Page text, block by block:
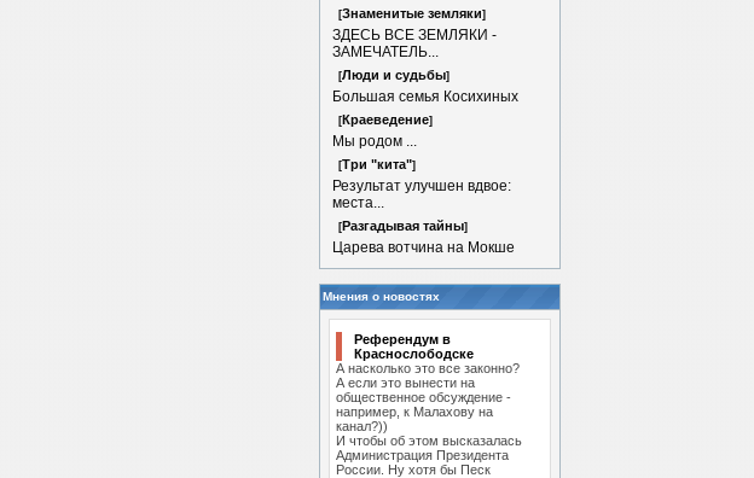
[Знаменитые земляки]
ЗДЕСЬ ВСЕ ЗЕМЛЯКИ -
ЗАМЕЧАТЕЛЬ...
[Люди и судьбы]
Большая семья Косихиных
[Краеведение]
Мы родом ...
[Три "кита"]
Результат улучшен вдвое:
места...
[Разгадывая тайны]
Царева вотчина на Мокше
Мнения о новостях
Референдум в
Краснослободске
А насколько это все законно?
А если это вынести на
общественное обсуждение -
например, к Малахову на
канал?))
И чтобы об этом высказалась
Администрация Президента
России. Ну хотя бы Песк